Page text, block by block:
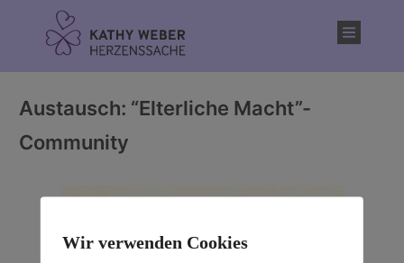
Austausch: “Elterliche Macht”-
Community
Wir verwenden Cookies